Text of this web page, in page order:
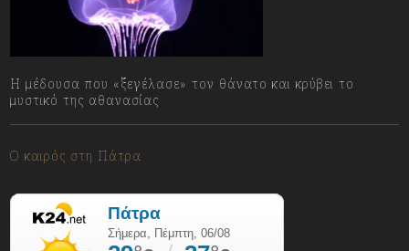
Η μέδουσα που «ξεγέλασε» τον θάνατο και κρύβει το
μυστικό της αθανασίας
Ο καιρός στη Πάτρα